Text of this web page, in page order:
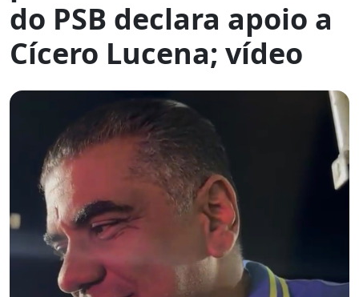
do PSB declara apoio a
Cícero Lucena; vídeo